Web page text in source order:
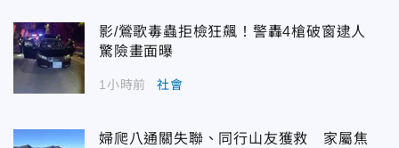
影/鶯歌毒蟲拒檢狂飆！警轟4槍破窗逮人
驚險畫面曝
1小時前 社會
婦爬八通關失聯、同行山友獲救 家屬焦